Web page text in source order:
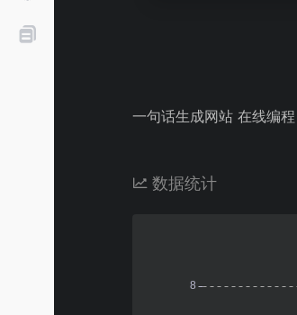
一句话生成网站 在线编程
数据统计